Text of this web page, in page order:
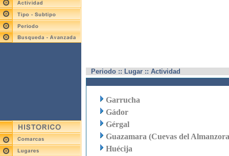
Periodo :: Lugar :: Actividad
Garrucha
Gádor
Gérgal
Guazamara (Cuevas del
Huécija